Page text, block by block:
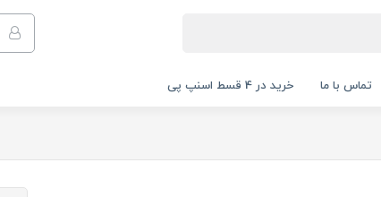
تماس با ما خرید در 4 قسط اسنپ پی